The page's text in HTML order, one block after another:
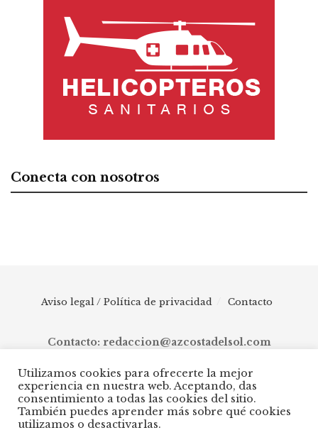
Conecta con nosotros
Aviso legal / Política de privacidad Contacto
Contacto: redaccion@azcostadelsol.com
© 2025 AZ Costa del Sol - Diario digital de Málaga capital hasta
Manilva, pasando por Torremolinos, Benalmádena, Fuengirola,
Mijas, Ojén, Marbella, Istán, Benahavís, Estepona y Casares.
Utilizamos cookies para ofrecerte la mejor
experiencia en nuestra web. Aceptando, das
consentimiento a todas las cookies del sitio.
También puedes aprender más sobre qué cookies
utilizamos o desactivarlas.